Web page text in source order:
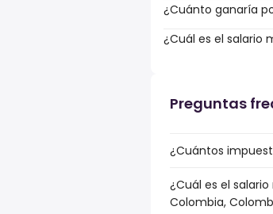
¿Cuánto ganaría
¿Cuál es el salario
Preguntas
¿Cuántos
¿Cuál es el
Colombia,